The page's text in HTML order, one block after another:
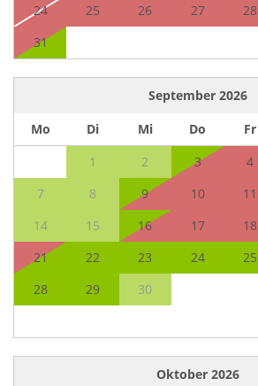
24
25 26 27 28
31
September 2026
Mo
Di Mi Do Fr
1
2 3 4
7
8 9 10 11
14
15 16 17 18
21
22 23 24 25
28
29 30
Oktober 2026